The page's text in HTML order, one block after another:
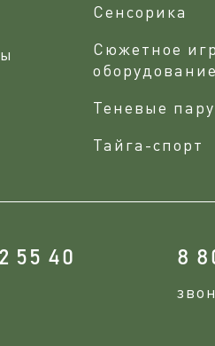
Сенсорика
Сюжетное
оборудование
Теневые
Тайга-спорт
55 40 8